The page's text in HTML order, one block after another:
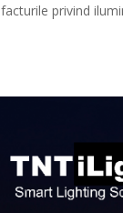
privind